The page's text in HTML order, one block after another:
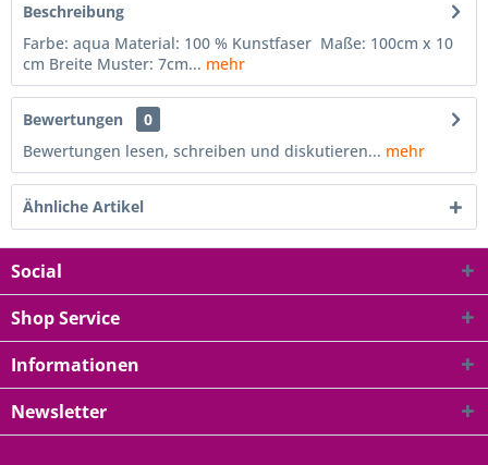
Beschreibung
Farbe: aqua Material: 100 % Kunstfaser Maße: 100cm x 10
cm Breite Muster: 7cm... mehr
Bewertungen
0
Bewertungen lesen, schreiben und diskutieren... mehr
Ähnliche Artikel
Social
Shop Service
Informationen
Newsletter